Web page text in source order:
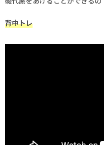
背中トレ